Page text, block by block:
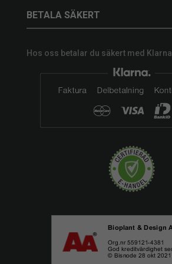
BETALA SÄKERT
Hos oss betalar du säkert med Klarna.